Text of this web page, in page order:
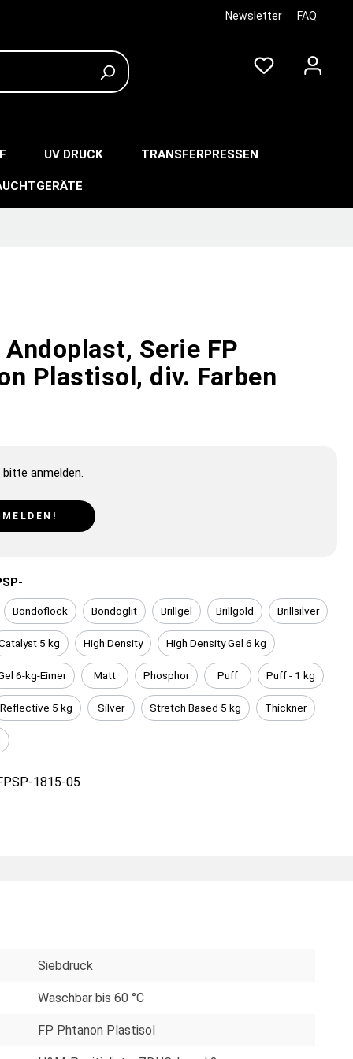
Newsletter FAQ
UV DRUCK TRANSFERPRESSEN
Serie FP
Plastisol, div. Farben
bitte anmelden.
Bondoflock Bondoglit Brillgel Brillgold Brillsilver
5 kg High Density High Density Gel 6 kg
6-kg-Eimer Matt Phosphor Puff Puff - 1 kg
Reflective 5 kg Silver Stretch Based 5 kg Thickner
1815-05
Siebdruck
Waschbar bis 60 °C
FP Phtanon Plastisol